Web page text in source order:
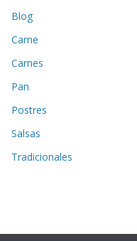
Blog
Carne
Carnes
Pan
Postres
Salsas
Tradicionales